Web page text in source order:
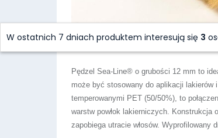
Pędzel Sea-Line® o grubości 12 mm to
może być stosowany do aplikacji lakierów
temperowanymi PET (50/50%), to
warstw powłok lakierniczych. Konstrukcja
zapobiega utracie włosów. Wyprofilowany
W ostatnich 7 dniach produktem interesują się 3